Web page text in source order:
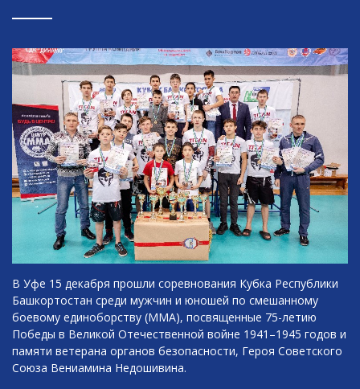
В Уфе 15 декабря прошли соревнования Кубка Республики
Башкортостан среди мужчин и юношей по смешанному
боевому единоборству (MMA), посвященные 75-летию
Победы в Великой Отечественной войне 1941–1945 годов и
памяти ветерана органов безопасности, Героя Советского
Союза Вениамина Недошивина.